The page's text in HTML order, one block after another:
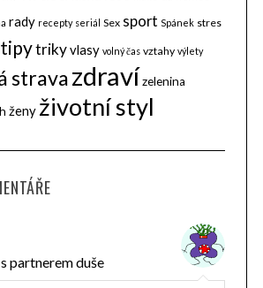
rady recepty seriál Sex sport Spánek stres
tipytrikyvlasy volný čas vztahy výlety
stravazdravízelenina
ženy životní styl
partnerem duše